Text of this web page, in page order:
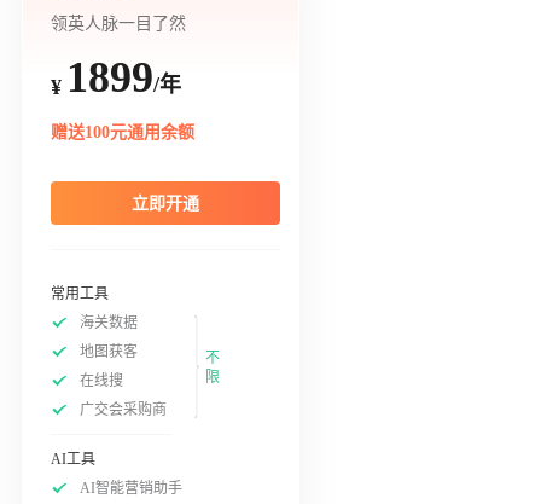
领英人脉一目了然
¥ 1899/年
赠送100元通用余额
立即开通
常用工具
海关数据
地图获客
在线搜
广交会采购商
不
限
AI工具
AI智能营销助手